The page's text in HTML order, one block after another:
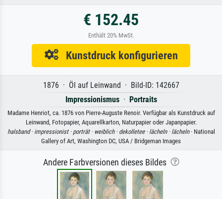
€ 152.45
Enthält 20% MwSt.
Kunstdruck konfigurieren
1876 · Öl auf Leinwand · Bild-ID: 142667
Impressionismus· Portraits
Madame Henriot, ca. 1876 von Pierre-Auguste Renoir. Verfügbar als Kunstdruck auf
Leinwand, Fotopapier, Aquarellkarton, Naturpapier oder Japanpapier.
halsband · impressionist · porträt · weiblich · dekolletee · lächeln · lächeln· National
Gallery of Art, Washington DC, USA / Bridgeman Images
Andere Farbversionen dieses Bildes